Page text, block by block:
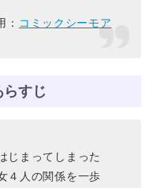
： コミックシーモア
すじ
じまってしまった
４人の関係を一歩